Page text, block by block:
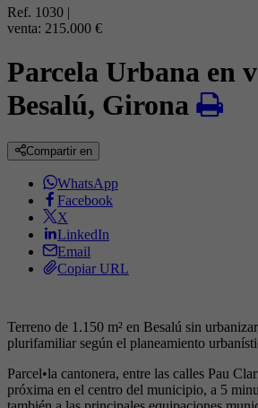
Ref. 1030 |
venta: 215.000 €
Parcela Urbana en
Besalú, Girona
Compartir en
WhatsApp
Facebook
X
LinkedIn
Email
Copiar URL
Terreno de 1.150 m² en Besalú sin
plurifamiliar según el planeamiento
Parcel•la cantonera, entre las calles Pau
próxima en el centro del municipio, a 5